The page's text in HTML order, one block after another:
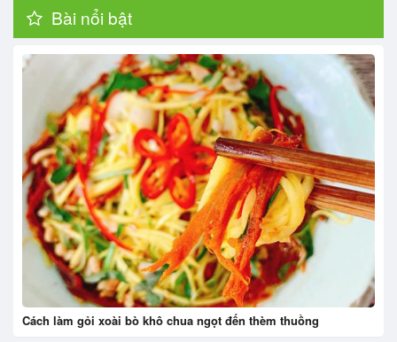
Bài nổi bật
Cách làm gỏi xoài bò khô chua ngọt đến thèm thuồng